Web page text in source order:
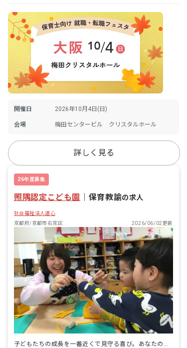
開催日 2026年10月4日(日)
会場 梅田センタービル クリスタルホール
詳しく見る
26年度募集
照隅認定こども園 保育教諭の求人
社会福祉法人道心
京都府/京都市右京区
2026/06/02更新
子どもたちの成長を一番近くで見守る喜び。あなたの温かい心、ここで輝かせませんか？